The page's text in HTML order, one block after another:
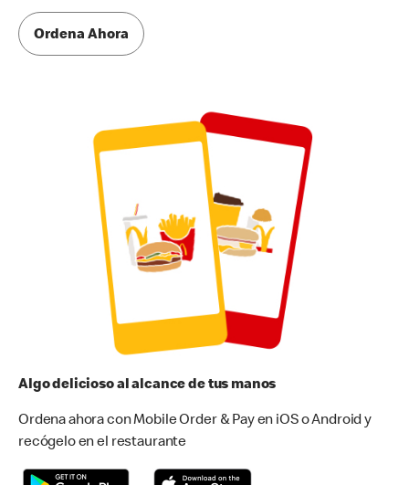
Ordena Ahora
Algo delicioso al alcance de tus manos
Ordena ahora con Mobile Order & Pay en iOS o Android y
recógelo en el restaurante